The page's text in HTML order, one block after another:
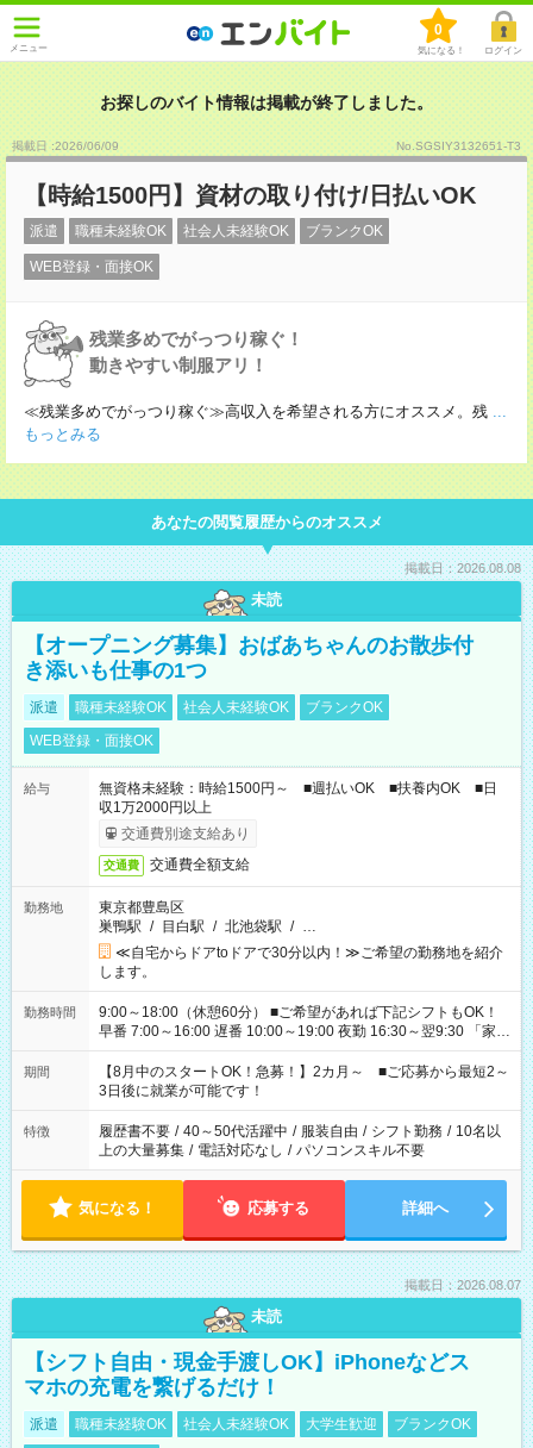
メニュー
0
気になる！ ログイン
お探しのバイト情報は掲載が終了しました。
掲載日 :2026/06/09 No.SGSIY3132651-T3
【時給1500円】資材の取り付け/日払いOK
派遣 職種未経験OK 社会人未経験OK ブランクOK
WEB登録・面接OK
残業多めでがっつり稼ぐ！
動きやすい制服アリ！
≪残業多めでがっつり稼ぐ≫高収入を希望される方にオススメ。残 ...
もっとみる
あなたの閲覧履歴からのオススメ
掲載日：2026.08.08
未読
【オープニング募集】おばあちゃんのお散歩付
き添いも仕事の1つ
派遣 職種未経験OK 社会人未経験OK
ブランクOK
WEB登録・面接OK
給与
無資格未経験：時給1500円～ ■週払いOK ■扶養内OK ■日
収1万2000円以上
交通費別途支給あり
交通費 交通費全額支給
勤務地
東京都豊島区
巣鴨駅 / 目白駅 / 北池袋駅 / …
≪自宅からドアtoドアで30分以内！≫ご希望の勤務地を紹介
します。
勤務時間
9:00～18:00（休憩60分） ■ご希望があれば下記シフトもOK！
早番 7:00～16:00 遅番 10:00～19:00 夜勤 16:30～翌9:30 「家族
と休みを合わせたい」 「余裕を持って夕飯の準備がしたい」
「できれば残業はしたくない」 など、ご希望を教えてください
ね。 ※Wワーク希望の方へ 今ご覧のお仕事で希望する勤務時間
と、もう1つのお仕事の勤務時間。 合計で週40時間を超える場
合は応募できません。
期間
【8月中のスタートOK！急募！】2カ月～ ■ご応募から最短2～
3日後に就業が可能です！
特徴 履歴書不要 / 40～50代活躍中 / 服装自由 / シフト勤務 / 10名以
上の大量募集 / 電話対応なし / パソコンスキル不要
気になる！ 応募する 詳細へ
掲載日：2026.08.07
未読
【シフト自由・現金手渡しOK】iPhoneなどス
マホの充電を繋げるだけ！
派遣 職種未経験OK 社会人未経験OK 大学生歓迎
ブランクOK